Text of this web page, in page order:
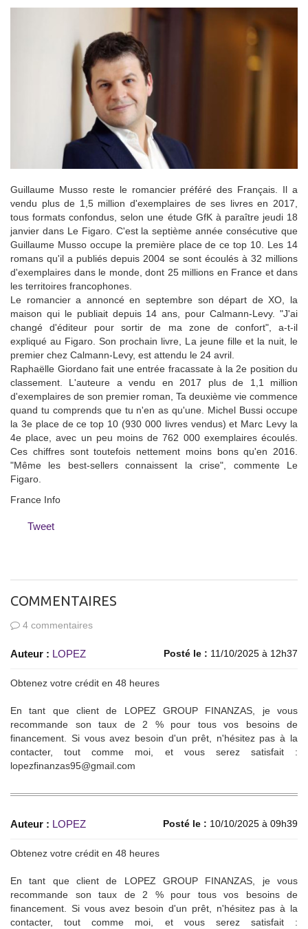
Guillaume Musso reste le romancier préféré des Français. Il a
vendu plus de 1,5 million d'exemplaires de ses livres en 2017,
tous formats confondus, selon une étude GfK à paraître jeudi 18
janvier dans Le Figaro. C'est la septième année consécutive que
Guillaume Musso occupe la première place de ce top 10. Les 14
romans qu'il a publiés depuis 2004 se sont écoulés à 32 millions
d'exemplaires dans le monde, dont 25 millions en France et dans
les territoires francophones.
Le romancier a annoncé en septembre son départ de XO, la
maison qui le publiait depuis 14 ans, pour Calmann-Levy. "J'ai
changé d'éditeur pour sortir de ma zone de confort", a-t-il
expliqué au Figaro. Son prochain livre, La jeune fille et la nuit, le
premier chez Calmann-Levy, est attendu le 24 avril.
Raphaëlle Giordano fait une entrée fracassate à la 2e position du
classement. L'auteure a vendu en 2017 plus de 1,1 million
d'exemplaires de son premier roman, Ta deuxième vie commence
quand tu comprends que tu n'en as qu'une. Michel Bussi occupe
la 3e place de ce top 10 (930 000 livres vendus) et Marc Levy la
4e place, avec un peu moins de 762 000 exemplaires écoulés.
Ces chiffres sont toutefois nettement moins bons qu'en 2016.
"Même les best-sellers connaissent la crise", commente Le
Figaro.
France Info
Tweet
COMMENTAIRES
4 commentaires
Auteur : LOPEZ Posté le : 11/10/2025 à 12h37
Obtenez votre crédit en 48 heures
En tant que client de LOPEZ GROUP FINANZAS, je vous
recommande son taux de 2 % pour tous vos besoins de
financement. Si vous avez besoin d'un prêt, n'hésitez pas à la
contacter, tout comme moi, et vous serez satisfait :
lopezfinanzas95@gmail.com
Auteur : LOPEZ Posté le : 10/10/2025 à 09h39
Obtenez votre crédit en 48 heures
En tant que client de LOPEZ GROUP FINANZAS, je vous
recommande son taux de 2 % pour tous vos besoins de
financement. Si vous avez besoin d'un prêt, n'hésitez pas à la
contacter, tout comme moi, et vous serez satisfait :